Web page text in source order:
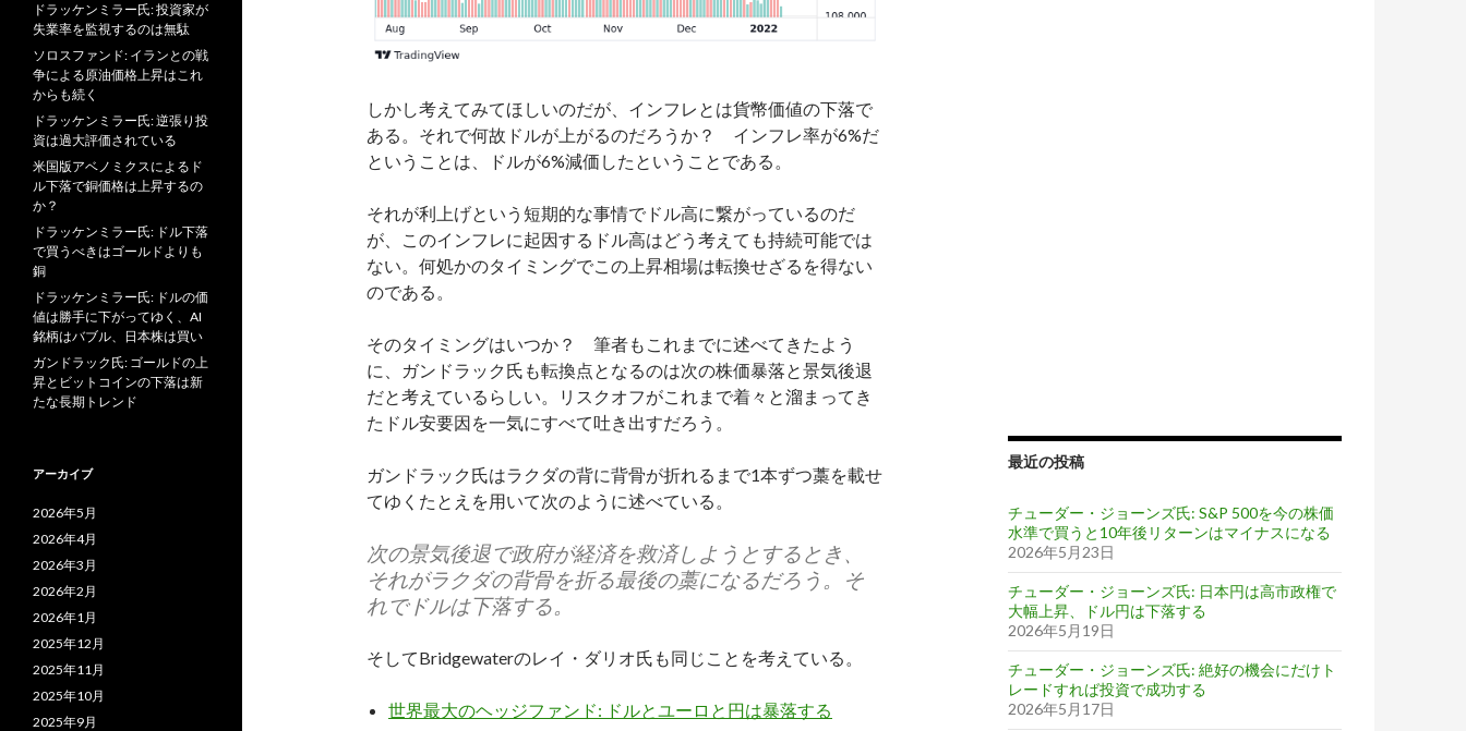
しかし考えてみてほしいのだが、インフレとは貨幣価値の下落で
ある。それで何故ドルが上がるのだろうか？ インフレ率が6%だ
ということは、ドルが6%減価したということである。
それが利上げという短期的な事情でドル高に繋がっているのだ
が、このインフレに起因するドル高はどう考えても持続可能では
ない。何処かのタイミングでこの上昇相場は転換せざるを得ない
のである。
そのタイミングはいつか？ 筆者もこれまでに述べてきたよう
に、ガンドラック氏も転換点となるのは次の株価暴落と景気後退
だと考えているらしい。リスクオフがこれまで着々と溜まってき
たドル安要因を一気にすべて吐き出すだろう。
ガンドラック氏はラクダの背に背骨が折れるまで1本ずつ藁を載せ
てゆくたとえを用いて次のように述べている。
次の景気後退で政府が経済を救済しようとするとき、
それがラクダの背骨を折る最後の藁になるだろう。そ
れでドルは下落する。
そしてBridgewaterのレイ・ダリオ氏も同じことを考えている。
世界最大のヘッジファンド: ドルとユーロと円は暴落する
最近の投稿
チューダー・ジョーンズ氏: S&P 500を今の株価
水準で買うと10年後リターンはマイナスになる
2026年5月23日
チューダー・ジョーンズ氏: 日本円は高市政権で
大幅上昇、ドル円は下落する
2026年5月19日
チューダー・ジョーンズ氏: 絶好の機会にだけト
レードすれば投資で成功する
2026年5月17日
ドラッケンミラー氏: 投資家が
失業率を監視するのは無駄
ソロスファンド: イランとの戦
争による原油価格上昇はこれ
からも続く
ドラッケンミラー氏: 逆張り投
資は過大評価されている
米国版アベノミクスによるド
ル下落で銅価格は上昇するの
か？
ドラッケンミラー氏: ドル下落
で買うべきはゴールドよりも
銅
ドラッケンミラー氏: ドルの価
値は勝手に下がってゆく、AI
銘柄はバブル、日本株は買い
ガンドラック氏: ゴールドの上
昇とビットコインの下落は新
たな長期トレンド
アーカイブ
2026年5月
2026年4月
2026年3月
2026年2月
2026年1月
2025年12月
2025年11月
2025年10月
2025年9月